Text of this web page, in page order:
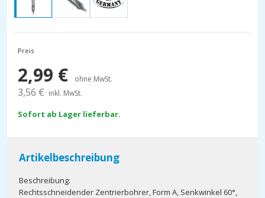
Preis
2,99 € ohne MwSt.
3,56 € inkl. MwSt.
Sofort ab Lager lieferbar.
Artikelbeschreibung
Beschreibung:
Rechtsschneidender Zentrierbohrer, Form A, Senkwinkel 60°,